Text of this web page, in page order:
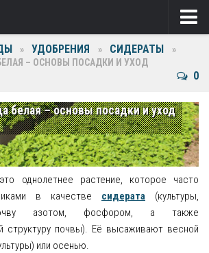
» УДОБРЕНИЯ » СИДЕРАТЫ »
– ОСНОВЫ ПОСАДКИ И УХОД
0
белая – основы посадки и уход
однолетнее растение, которое часто
в качестве сидерата (культуры,
азотом, фосфором, а также
структуру почвы). Её высаживают весной
или осенью.